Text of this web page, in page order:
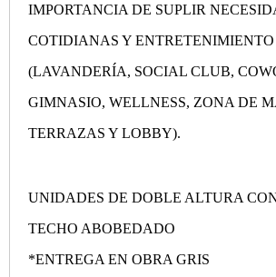
IMPORTANCIA DE SUPLIR
COTIDIANAS Y ENTRETENIMIENTO
(LAVANDERÍA, SOCIAL CLUB,
GIMNASIO, WELLNESS, ZONA DE
TERRAZAS Y LOBBY).
UNIDADES DE DOBLE ALTURA
TECHO ABOBEDADO
*ENTREGA EN OBRA GRIS